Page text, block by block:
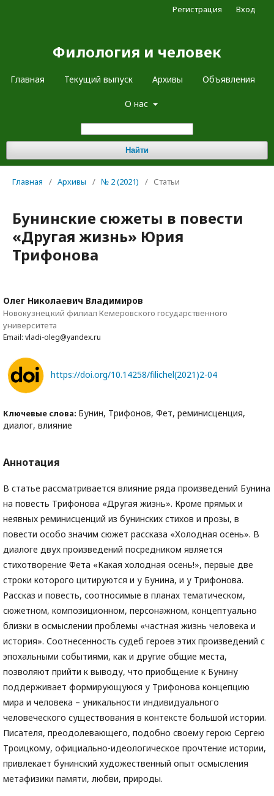
Филология и человек
Главная Текущий выпуск Архивы Объявления
О нас
Найти
Регистрация Вход
Главная / Архивы / № 2 (2021) / Статьи
Бунинские сюжеты в повести
«Другая жизнь» Юрия
Трифонова
Олег Николаевич Владимиров
Новокузнецкий филиал Кемеровского государственного
университета
Email: vladi-oleg@yandex.ru
https://doi.org/10.14258/filichel(2021)2-04
Ключевые слова: Бунин, Трифонов, Фет, реминисценция,
диалог, влияние
Аннотация
В статье рассматривается влияние ряда произведений Бунина
на повесть Трифонова «Другая жизнь». Кроме прямых и
неявных реминисценций из бунинских стихов и прозы, в
повести особо значим сюжет рассказа «Холодная осень». В
диалоге двух произведений посредником является
стихотворение Фета «Какая холодная осень!», первые две
строки которого цитируются и у Бунина, и у Трифонова.
Рассказ и повесть, соотносимые в планах тематическом,
сюжетном, композиционном, персонажном, концептуально
близки в осмыслении проблемы «частная жизнь человека и
история». Соотнесенность судеб героев этих произведений с
эпохальными событиями, как и другие общие места,
позволяют прийти к выводу, что приобщение к Бунину
поддерживает формирующуюся у Трифонова концепцию
мира и человека – уникальности индивидуального
человеческого существования в контексте большой истории.
Писателя, преодолевающего, подобно своему герою Сергею
Троицкому, официально-идеологическое прочтение истории,
привлекает бунинский художественный опыт осмысления
метафизики памяти, любви, природы.